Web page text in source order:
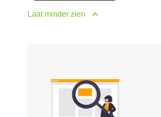
Laat minder zien